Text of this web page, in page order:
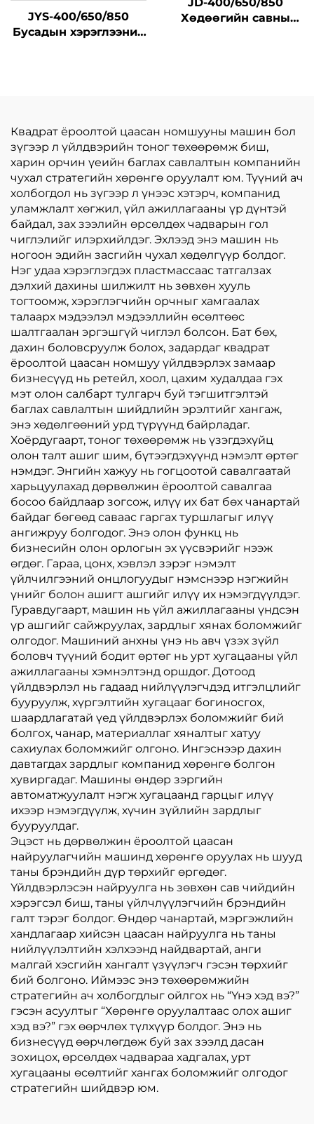
JYS-400/650/850
Бусадын хэрэглээний
Хөдөөгийн савны
Квадрат ёроолтой цаасан номшууны машин бол
зүгээр л үйлдвэрийн тоног төхөөрөмж биш,
харин орчин үеийн баглах савлалтын компанийн
чухал стратегийн хөрөнгө оруулалт юм. Түүний ач
холбогдол нь зүгээр л үнээс хэтэрч, компанид
уламжлалт хөгжил, үйл ажиллагааны үр дүнтэй
байдал, зах зээлийн өрсөлдөх чадварын гол
чиглэлийг илэрхийлдэг. Эхлээд энэ машин нь
ногоон эдийн засгийн чухал хөдөлгүүр болдог.
Нэг удаа хэрэглэгдэх пластмассаас татгалзах
дэлхий дахины шилжилт нь зөвхөн хууль
тогтоомж, хэрэглэгчийн орчныг хамгаалах
талаарх мэдээлэл мэдээллийн өсөлтөөс
шалтгаалан эргэшгүй чиглэл болсон. Бат бөх,
дахин боловсруулж болох, задардаг квадрат
ёроолтой цаасан номшуу үйлдвэрлэх замаар
бизнесүүд нь ретейл, хоол, цахим худалдаа гэх
мэт олон салбарт тулгарч буй тэгшитгэлтэй
баглах савлалтын шийдлийн эрэлтийг хангаж,
энэ хөдөлгөөний урд түрүүнд байрладаг.
Хоёрдугаарт, тоног төхөөрөмж нь үзэгдэхүйц
олон талт ашиг шим, бүтээгдэхүүнд нэмэлт өртөг
нэмдэг. Энгийн хажуу нь гогцоотой савалгаатай
харьцуулахад дөрвөлжин ёроолтой савалгаа
босоо байдлаар зогсож, илүү их бат бөх чанартай
байдаг бөгөөд саваас гаргах туршлагыг илүү
ангижруу болгодог. Энэ олон функц нь
бизнесийн олон орлогын эх үүсвэрийг нээж
өгдөг. Гараа, цонх, хэвлэл зэрэг нэмэлт
үйлчилгээний онцлогуудыг нэмснээр нэгжийн
үнийг болон ашигт ашгийг илүү их нэмэгдүүлдэг.
Гуравдугаарт, машин нь үйл ажиллагааны үндсэн
үр ашгийг сайжруулах, зардлыг хянах боломжийг
олгодог. Машиний анхны үнэ нь авч үзэх зүйл
боловч түүний бодит өртөг нь урт хугацааны үйл
ажиллагааны хэмнэлтэнд оршдог. Дотоод
үйлдвэрлэл нь гадаад нийлүүлэгчдэд итгэлцлийг
бууруулж, хүргэлтийн хугацааг богиносгох,
шаардлагатай үед үйлдвэрлэх боломжийг бий
болгох, чанар, материаллаг хяналтыг хатуу
сахиулах боломжийг олгоно. Ингэснээр дахин
давтагдах зардлыг компанид хөрөнгө болгон
хувиргадаг. Машины өндөр зэргийн
автоматжуулалт нэгж хугацаанд гарцыг илүү
ихээр нэмэгдүүлж, хүчин зүйлийн зардлыг
бууруулдаг.
Эцэст нь дөрвөлжин ёроолтой цаасан
найруулагчийн машинд хөрөнгө оруулах нь шууд
таны брэндийн дүр төрхийг өргөдөг.
Үйлдвэрлэсэн найруулга нь зөвхөн сав чийдийн
хэрэгсэл биш, таны үйлчлүүлэгчийн брэндийн
галт тэрэг болдог. Өндөр чанартай, мэргэжлийн
хандлагаар хийсэн цаасан найруулга нь таны
нийлүүлэлтийн хэлхээнд найдвартай, анги
малгай хэсгийн хангалт үзүүлэгч гэсэн төрхийг
бий болгоно. Иймээс энэ төхөөрөмжийн
стратегийн ач холбогдлыг ойлгох нь “Үнэ хэд вэ?”
гэсэн асуултыг “Хөрөнгө оруулалтаас олох ашиг
хэд вэ?” гэх өөрчлөх түлхүүр болдог. Энэ нь
бизнесүүд өөрчлөгдөж буй зах зээлд дасан
зохицох, өрсөлдөх чадвараа хадгалах, урт
хугацааны өсөлтийг хангах боломжийг олгодог
стратегийн шийдвэр юм.